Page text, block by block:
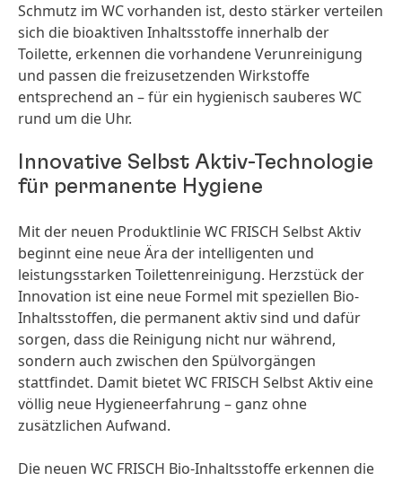
Schmutz im WC vorhanden ist, desto stärker verteilen
sich die bioaktiven Inhaltsstoffe innerhalb der
Toilette, erkennen die vorhandene Verunreinigung
und passen die freizusetzenden Wirkstoffe
entsprechend an – für ein hygienisch sauberes WC
rund um die Uhr.
Innovative Selbst Aktiv-Technologie
für permanente Hygiene
Mit der neuen Produktlinie WC FRISCH Selbst Aktiv
beginnt eine neue Ära der intelligenten und
leistungsstarken Toilettenreinigung. Herzstück der
Innovation ist eine neue Formel mit speziellen Bio-
Inhaltsstoffen, die permanent aktiv sind und dafür
sorgen, dass die Reinigung nicht nur während,
sondern auch zwischen den Spülvorgängen
stattfindet. Damit bietet WC FRISCH Selbst Aktiv eine
völlig neue Hygieneerfahrung – ganz ohne
zusätzlichen Aufwand.
Die neuen WC FRISCH Bio-Inhaltsstoffe erkennen die